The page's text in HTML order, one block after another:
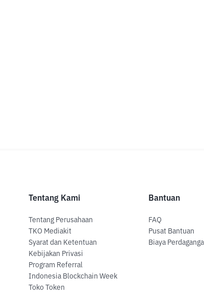
Tentang Kami
Tentang Perusahaan
TKO Mediakit
Syarat dan Ketentuan
Kebijakan Privasi
Program Referral
Indonesia Blockchain Week
Toko Token
Bantuan
FAQ
Pusat Bantuan
Biaya